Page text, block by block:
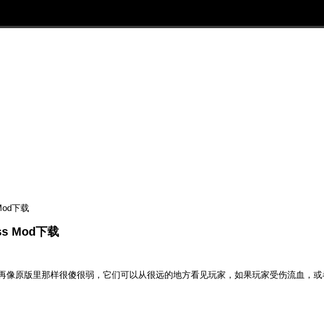
下载
Mod下载
原版里那样很傻很弱，它们可以从很远的地方看见玩家，如果玩家受伤流血，